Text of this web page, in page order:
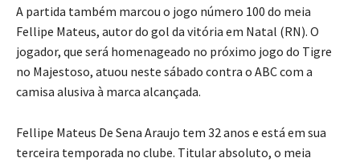
A partida também marcou o jogo número 100 do meia
Fellipe Mateus, autor do gol da vitória em Natal (RN). O
jogador, que será homenageado no próximo jogo do Tigre
no Majestoso, atuou neste sábado contra o ABC com a
camisa alusiva à marca alcançada.
Fellipe Mateus De Sena Araujo tem 32 anos e está em sua
terceira temporada no clube. Titular absoluto, o meia